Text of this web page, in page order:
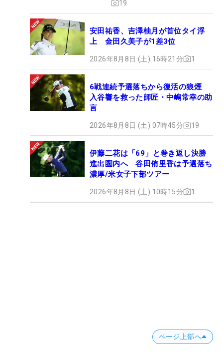
19
安田祐香、吉澤柚月が首位タイ浮
上 金田久美子が1差3位
2026年8月8日 (土) 16時21分 1
6戦連続予選落ちから復活の狼煙
入谷響を救った師匠・中嶋常幸の助
言
2026年8月8日 (土) 07時45分 19
伊藤二花は「69」と巻き返し決勝
進出圏内へ 谷田侑里香は予選落ち
濃厚/米女子下部ツアー
2026年8月8日 (土) 10時15分 1
ページ上部へ